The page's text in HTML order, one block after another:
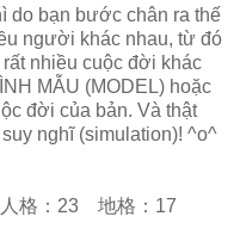
do bạn bước chân ra thế
người khác nhau, từ đó
nhiều cuộc đời khác
MẪU (MODEL) hoặc
đời của bản. Và thật
nghĩ (simulation)! ^o^
格：23 地格：17